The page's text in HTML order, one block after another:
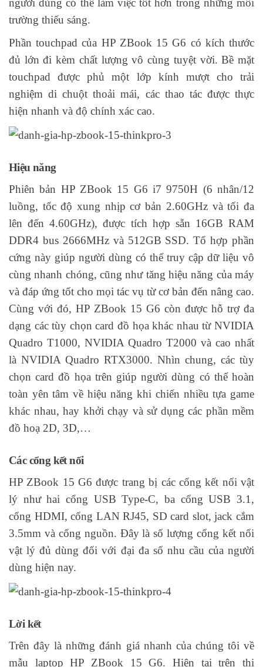
người dùng có thể làm việc tốt hơn trong những môi
trường thiếu sáng.
Phần touchpad của HP ZBook 15 G6 có kích thước
đủ lớn đi kèm chất lượng vô cùng tuyệt vời. Bề mặt
touchpad được phủ một lớp kính mượt cho trải
nghiệm di chuột thoải mái, các thao tác được thực
hiện nhanh và độ chính xác cao.
Hiệu năng
Phiên bản HP ZBook 15 G6 i7 9750H (6 nhân/12
luồng, tốc độ xung nhịp cơ bản 2.60GHz và tối đa
lên đến 4.60GHz), được tích hợp sẵn 16GB RAM
DDR4 bus 2666MHz và 512GB SSD. Tổ hợp phần
cứng này giúp người dùng có thể truy cập dữ liệu vô
cùng nhanh chóng, cũng như tăng hiệu năng của máy
và đáp ứng tốt cho mọi tác vụ từ cơ bản đến nâng cao.
Cùng với đó, HP ZBook 15 G6 còn được hỗ trợ đa
dạng các tùy chọn card đồ họa khác nhau từ NVIDIA
Quadro T1000, NVIDIA Quadro T2000 và cao nhất
là NVIDIA Quadro RTX3000. Nhìn chung, các tùy
chọn card đồ họa trên giúp người dùng có thể hoàn
toàn yên tâm về hiệu năng khi chiến nhiều tựa game
khác nhau, hay khởi chạy và sử dụng các phần mềm
đồ hoạ 2D, 3D,…
Các cổng kết nối
HP ZBook 15 G6 được trang bị các cổng kết nối vật
lý như hai cổng USB Type-C, ba cổng USB 3.1,
cổng HDMI, cổng LAN RJ45, SD card slot, jack cắm
3.5mm và cổng nguồn. Đây là số lượng cổng kết nối
vật lý đủ dùng đối với đại đa số nhu cầu của người
dùng hiện nay.
Lời kết
Trên đây là những đánh giá nhanh của chúng tôi về
mẫu laptop HP ZBook 15 G6. Hiện tại trên thị